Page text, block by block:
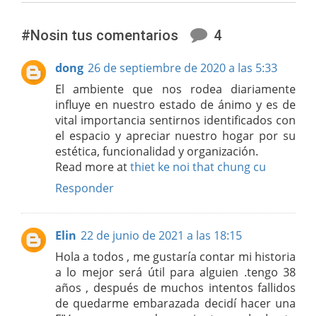
#Nosin tus comentarios 4
dong 26 de septiembre de 2020 a las 5:33
El ambiente que nos rodea diariamente
influye en nuestro estado de ánimo y es de
vital importancia sentirnos identificados con
el espacio y apreciar nuestro hogar por su
estética, funcionalidad y organización.
Read more atthiet ke noi that chung cu
Responder
Elin 22 de junio de 2021 a las 18:15
Hola a todos , me gustaría contar mi historia
a lo mejor será útil para alguien .tengo 38
años , después de muchos intentos fallidos
de quedarme embarazada decidí hacer una